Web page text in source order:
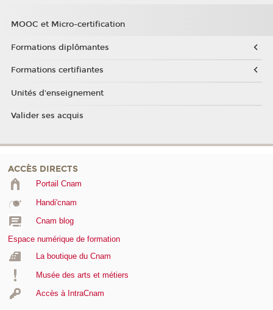
MOOC et Micro-certification
Formations diplômantes
Formations certifiantes
Unités d'enseignement
Valider ses acquis
ACCÈS DIRECTS
Portail Cnam
Handi'cnam
Cnam blog
Espace numérique de formation
La boutique du Cnam
Musée des arts et métiers
Accès à IntraCnam